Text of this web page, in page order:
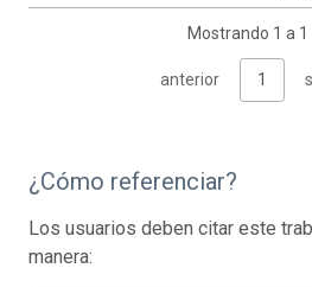
Mostrando 1 a 1
anterior 1
¿Cómo referenciar?
Los usuarios deben citar este
manera: